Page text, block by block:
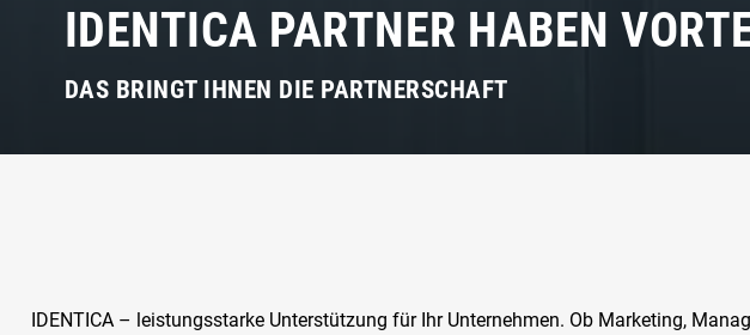
IDENTICA PARTNER HABEN
DAS BRINGT IHNEN DIE PARTNERSCHAFT
IDENTICA – leistungsstarke Unterstützung für Ihr Unternehmen. Ob Marketing,